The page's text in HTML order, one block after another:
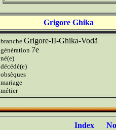
Grigore Ghika
branche Grigore-II-Ghika-Vodã
génération 7e
né(e)
décédé(e)
obsèques
mariage
métier
Index